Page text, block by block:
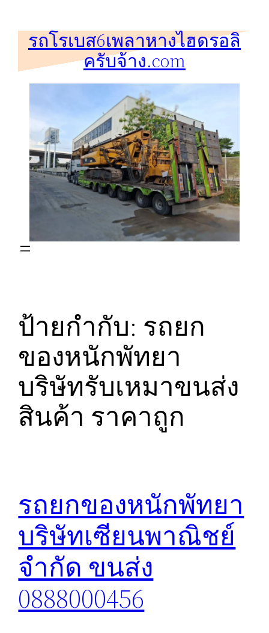
รถโรเบส6เพลาหางไฮดรอลิ
ครับจ้าง.com
ป้ายกำกับ: รถยก
ของหนักพัทยา
บริษัทรับเหมาขนส่ง
สินค้า ราคาถูก
รถยกของหนักพัทยา
บริษัทเซียนพาณิชย์
จำกัด ขนส่ง
0888000456